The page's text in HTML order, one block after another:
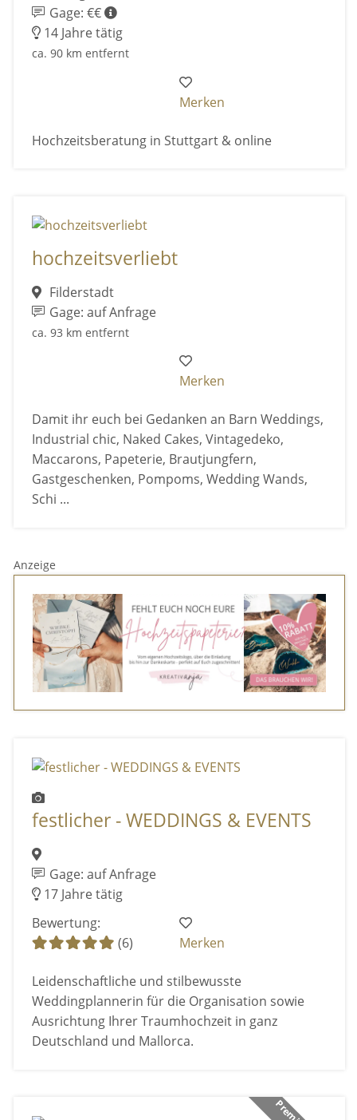
Gage: €€
14 Jahre tätig
ca. 90 km entfernt
Merken
Hochzeitsberatung in Stuttgart & online
hochzeitsverliebt
Filderstadt
Gage: auf Anfrage
ca. 93 km entfernt
Merken
Damit ihr euch bei Gedanken an Barn Weddings,
Industrial chic, Naked Cakes, Vintagedeko,
Maccarons, Papeterie, Brautjungfern,
Gastgeschenken, Pompoms, Wedding Wands,
Schi ...
Anzeige
festlicher - WEDDINGS & EVENTS
Gage: auf Anfrage
17 Jahre tätig
Bewertung:
(6)
Merken
Leidenschaftliche und stilbewusste
Weddingplannerin für die Organisation sowie
Ausrichtung Ihrer Traumhochzeit in ganz
Deutschland und Mallorca.